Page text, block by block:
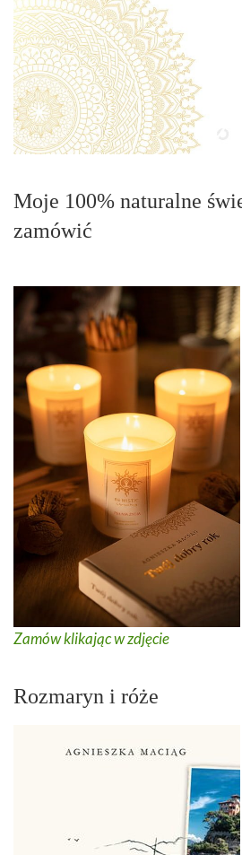
Moje 100% naturalne
zamówić
Zamów klikając w zdjęcie
Rozmaryn i róże